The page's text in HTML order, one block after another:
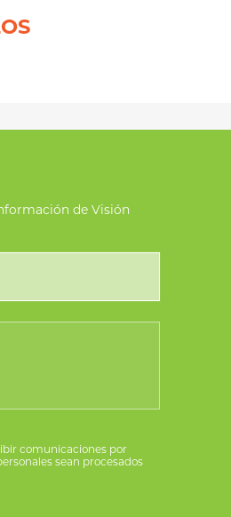
de Visión
comunicaciones por
sean procesados